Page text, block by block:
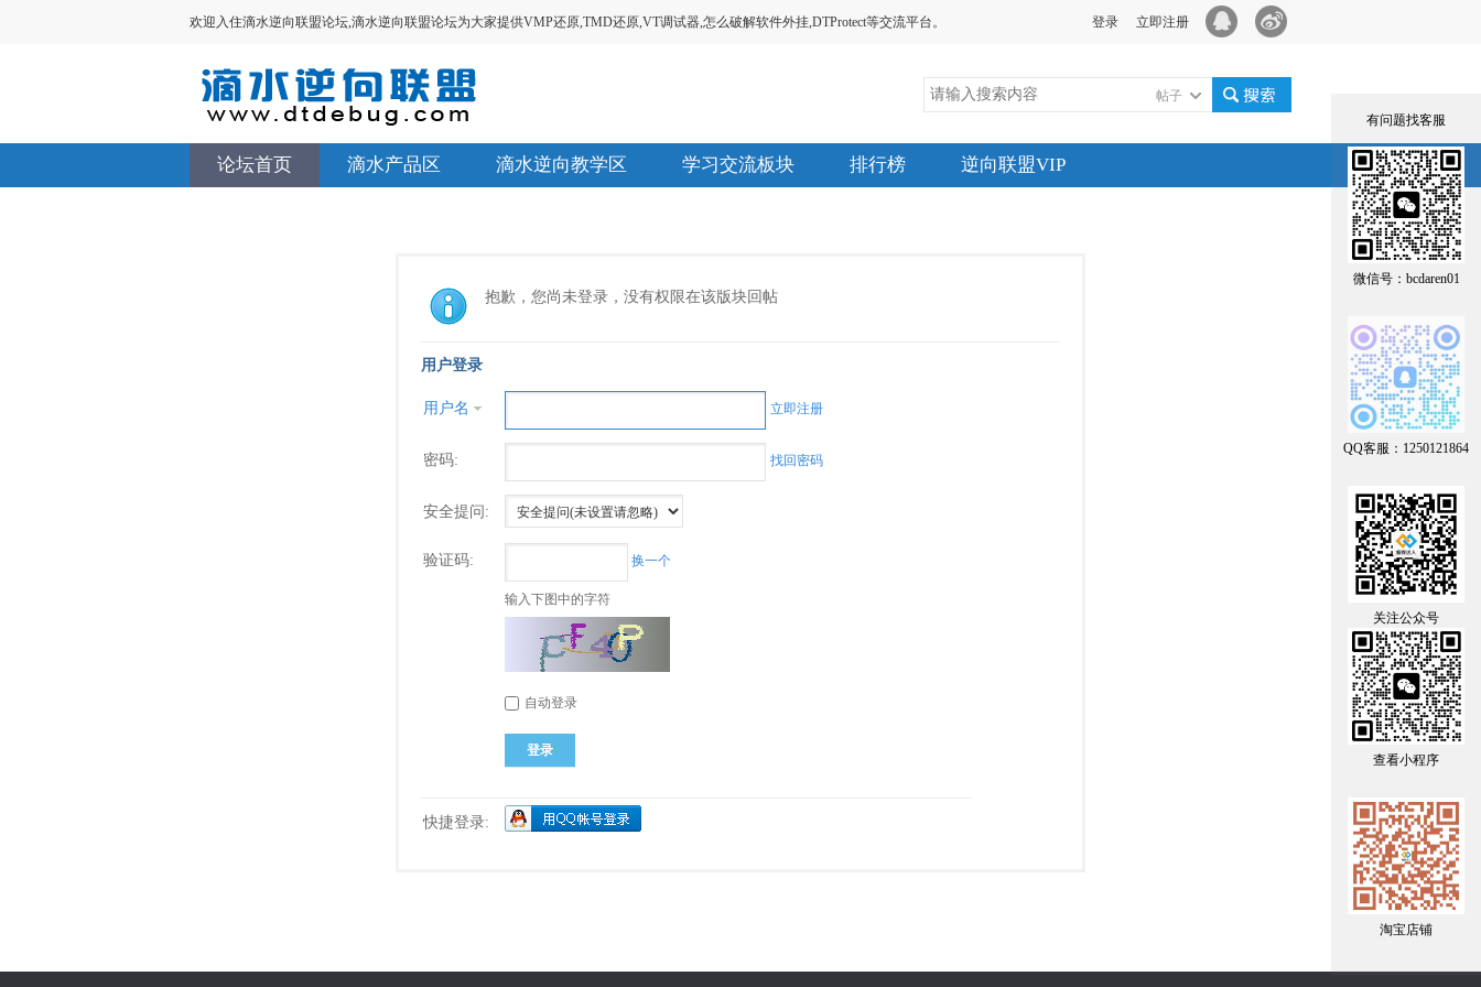
欢迎入住滴水逆向联盟论坛,滴水逆向联盟论坛为大家提供VMP还原,TMD还原,VT调试器,怎么破解软件外挂,DTProtect等交流平台。 立即注册
登录
帖子
论坛首页 滴水产品区 滴水逆向教学区 学习交流板块 排行榜 逆向联盟VIP
有问题找客服
微信号：bcdaren01
QQ客服：1250121864
关注公众号
查看小程序
淘宝店铺
抱歉，您尚未登录，没有权限在该版块回帖
用户登录
用户名 立即注册
密码: 找回密码
安全提问:
验证码: 换一个
输入下图中的字符
自动登录
登录
快捷登录: